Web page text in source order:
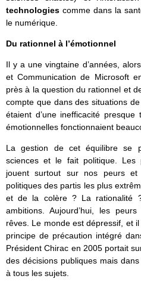
technologies comme dans la
le numérique.
Du rationnel à l’émotionnel
Il y a une vingtaine d’années,
et Communication de Microsoft
près à la question du rationnel et
compte que dans des situations
étaient d’une inefficacité
émotionnelles fonctionnaient
La gestion de cet équilibre se
sciences et le fait politique. Les
jouent surtout sur nos peurs et
politiques des partis les plus
et de la colère ? La rationalité
ambitions. Aujourd’hui, les
rêves. Le monde est dépressif, et
principe de précaution intégré
Président Chirac en 2005 portait
des décisions publiques mais
à tous les sujets.